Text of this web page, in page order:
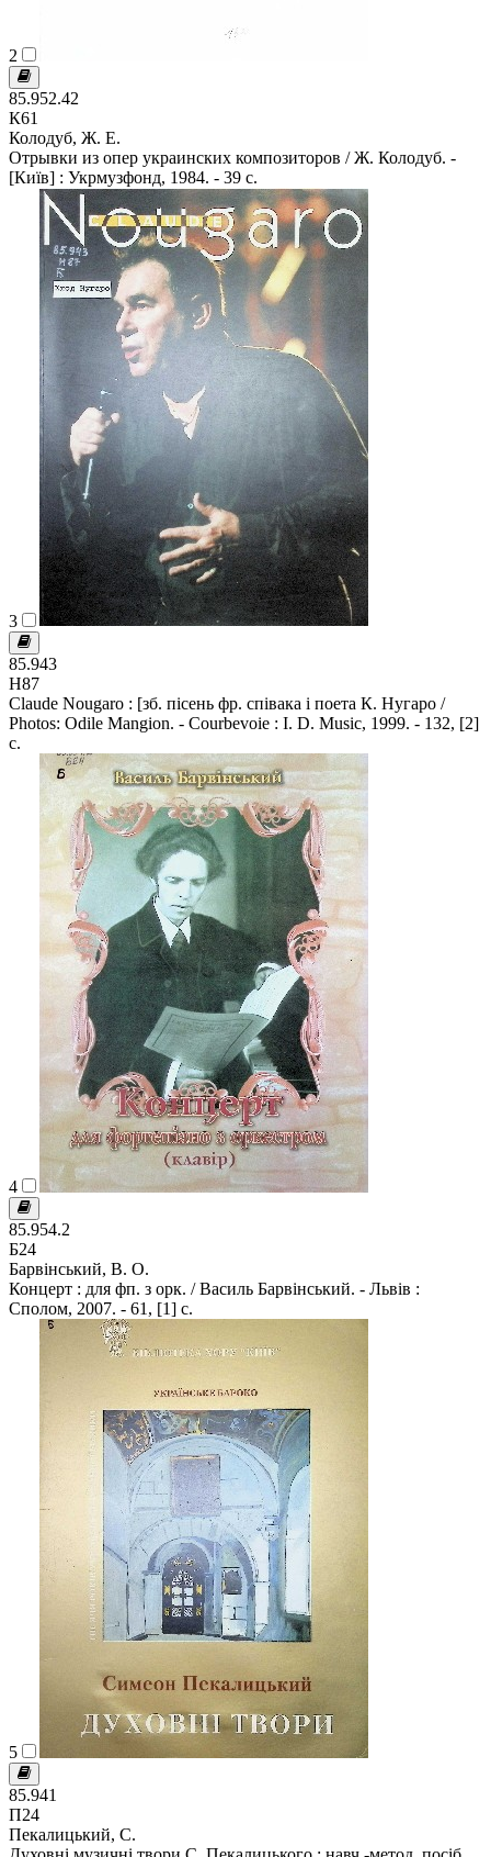
2
85.952.42
К61
Колодуб, Ж. Е.
Отрывки из опер украинских композиторов / Ж. Колодуб. -
[Київ] : Укрмузфонд, 1984. - 39 с.
3
85.943
Н87
Claude Nougaro : [зб. пісень фр. співака і поета К. Нугаро /
Photos: Odile Mangion. - Courbevoie : I. D. Music, 1999. - 132, [2]
c.
4
85.954.2
Б24
Барвінський, В. О.
Концерт : для фп. з орк. / Василь Барвінський. - Львів :
Сполом, 2007. - 61, [1] с.
5
85.941
П24
Пекалицький, С.